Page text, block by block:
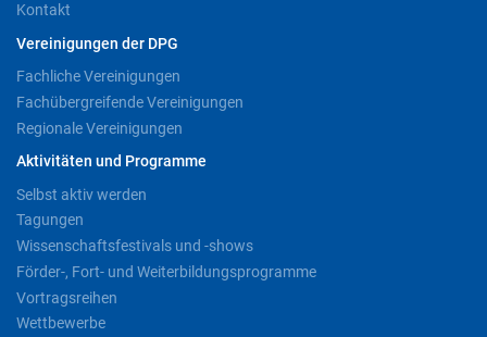
Kontakt
Vereinigungen der DPG
Fachliche Vereinigungen
Fachübergreifende Vereinigungen
Regionale Vereinigungen
Aktivitäten und Programme
Selbst aktiv werden
Tagungen
Wissenschaftsfestivals und -shows
Förder-, Fort- und Weiterbildungsprogramme
Vortragsreihen
Wettbewerbe